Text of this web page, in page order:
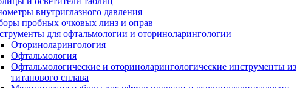
внутриглазного давления
пробных очковых линз и оправ
для офтальмологии и оториноларингологии
Оториноларингология
Офтальмология
Офтальмологические и оториноларингологические инструменты из
титанового сплава